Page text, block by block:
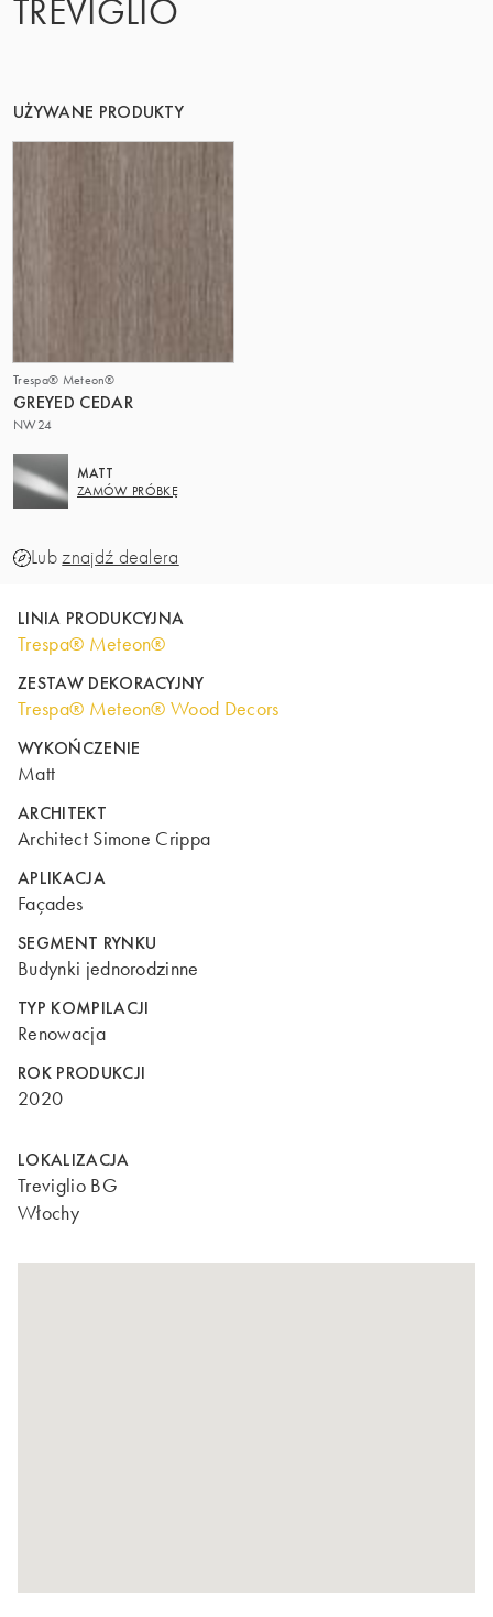
TREVIGLIO
UŻYWANE PRODUKTY
Trespa® Meteon®
GREYED CEDAR
NW24
MATT
ZAMÓW PRÓBKĘ
Lubznajdź dealera
LINIA PRODUKCYJNA
Trespa® Meteon®
ZESTAW DEKORACYJNY
Trespa® Meteon® Wood Decors
WYKOŃCZENIE
Matt
ARCHITEKT
Architect Simone Crippa
APLIKACJA
Façades
SEGMENT RYNKU
Budynki jednorodzinne
TYP KOMPILACJI
Renowacja
ROK PRODUKCJI
2020
LOKALIZACJA
Treviglio BG
Włochy